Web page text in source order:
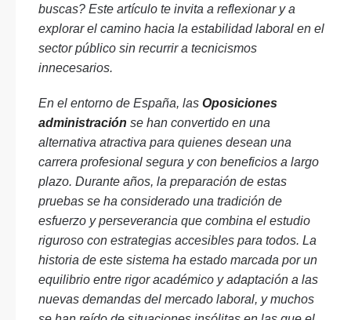
buscas? Este artículo te invita a reflexionar y a
explorar el camino hacia la estabilidad laboral en el
sector público sin recurrir a tecnicismos
innecesarios.
En el entorno de España, las Oposiciones
administración se han convertido en una
alternativa atractiva para quienes desean una
carrera profesional segura y con beneficios a largo
plazo. Durante años, la preparación de estas
pruebas se ha considerado una tradición de
esfuerzo y perseverancia que combina el estudio
riguroso con estrategias accesibles para todos. La
historia de este sistema ha estado marcada por un
equilibrio entre rigor académico y adaptación a las
nuevas demandas del mercado laboral, y muchos